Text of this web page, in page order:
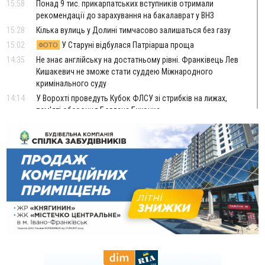
15:58
Понад 9 тис. прикарпатських вступників отримали
рекомендації до зарахування на бакалаврат у ВНЗ
15:28
Кілька вулиць у Долині тимчасово залишаться без газу
15:02
ФОТО
У Старуні відбулася Патріарша проща
14:35
Не знає англійську на достатньому рівні. Франківець Лев
Кишакевич не зможе стати суддею Міжнародного
кримінального суду
14:14
У Ворохті проведуть Кубок ФЛСУ зі стрибків на лижах,
пам'яті оборонця Богдана Бухонка
На Калущині розшукали чоловіка, який три дні
блукав у лісі
13:14
Боднар розповів про реакцію влади Польщі на атаки на
українців та про зміни після 23 серпня
12:31
ВІДЕО "Едельвейси" щемливо привітали рідну Коломию з
Днем міста
11:55
Вчора у Франківську, Коломиї, Долині та Яремче
зафіксували рекордну спеку
11:45
У Надвірній п'яна жінка побила малолітнього хлопчика: суд
У басейні Дністра встановилася гідрологічна посуха - рівні